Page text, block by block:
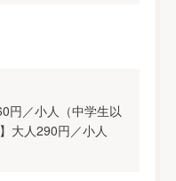
円／小人（中学生以
大人290円／小人